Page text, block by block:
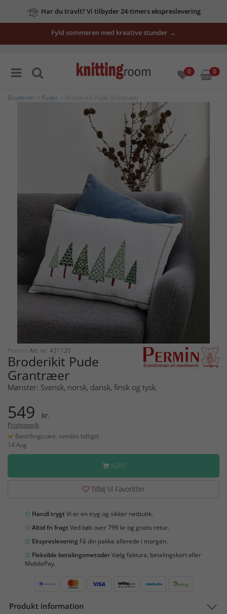
Har du travlt? Vi tilbyder 24-timers ekspreslevering
Fyld sommeren med kreative stunder →
0 0
Broderier Puder > Broderikit Pude Grantræer
Permin Art. nr: 431120
Broderikit Pude
Grantræer
Mønster: Svensk, norsk, dansk, finsk og tysk.
549 kr.
Prishistorik
Bestillingsvare, sendes tidligst
14 Aug
KØB
Tilføj til Favoritter
Handl trygtVi er en tryg og sikker netbutik.
Altid fri fragtVed køb over 799 kr og gratis retur.
Ekspreslevering Få din pakke allerede i morgen.
Fleksible betalingsmetoderVælg faktura, betalingskort eller
MobilePay.
Produkt information